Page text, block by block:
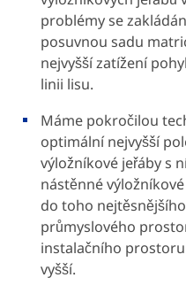
problémy se
posuvnou sadu
nejvyšší zatížení
linii lisu.
Máme pokročilou
optimální nejvyšší
výložníkové jeřáby s
nástěnné
do toho
průmyslového
instalačního
vyšší.